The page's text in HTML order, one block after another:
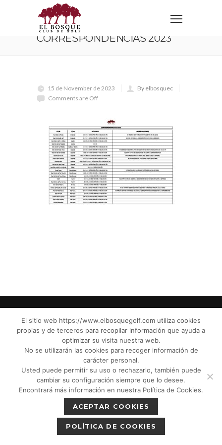
Home Correspondencias 2023
CORRESPONDENCIAS 2023
15 de November de 2023
By elbosquec
Comments are Off
© El Bosque Club de Golf |Aviso Legal|
Política de Privacidad| Política de Cookies
Política de devoluciones|
Protección de Menores CPM”|
El sitio web https://www.elbosquegolf.com utiliza cookies
propias y de terceros para recopilar información que ayuda a
optimizar su visita nuestra web.
No se utilizarán las cookies para recoger información de
carácter personal.
Usted puede permitir su uso o rechazarlo, también puede
cambiar su configuración siempre que lo desee.
Encontrará más información en nuestra Política de Cookies.
ACEPTAR COOKIES
POLÍTICA DE COOKIES